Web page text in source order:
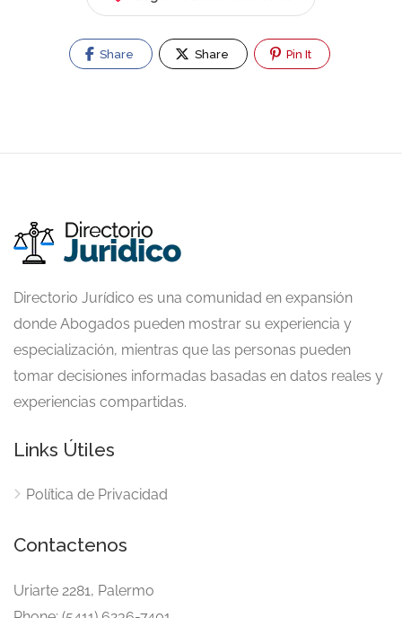
Share Share Pin It
Directorio Jurídico es una comunidad en expansión
donde Abogados pueden mostrar su experiencia y
especialización, mientras que las personas pueden
tomar decisiones informadas basadas en datos reales y
experiencias compartidas.
Links Útiles
Política de Privacidad
Contactenos
Uriarte 2281, Palermo